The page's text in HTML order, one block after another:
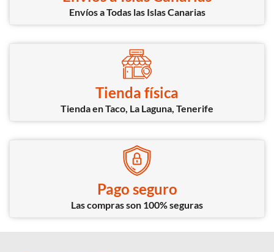
Envíos a Todas las Islas Canarias
Tienda física
Tienda en Taco, La Laguna, Tenerife
Pago seguro
Las compras son 100% seguras